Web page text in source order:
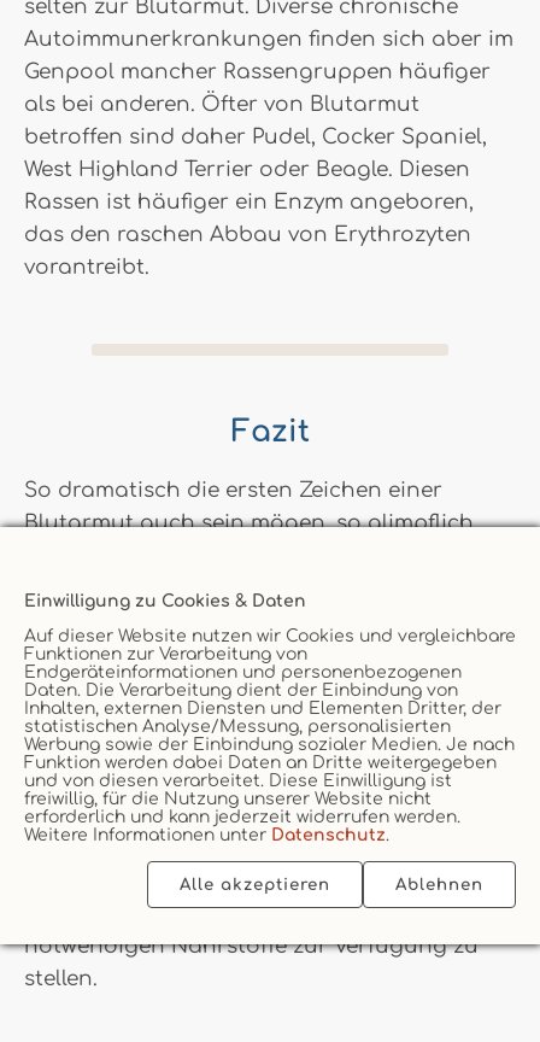
Einwilligung zu Cookies & Daten
Auf dieser Website nutzen wir Cookies und vergleichbare
Funktionen zur Verarbeitung von
Endgeräteinformationen und personenbezogenen
Daten. Die Verarbeitung dient der Einbindung von
Inhalten, externen Diensten und Elementen Dritter, der
statistischen Analyse/Messung, personalisierten
Werbung sowie der Einbindung sozialer Medien. Je nach
Funktion werden dabei Daten an Dritte weitergegeben
und von diesen verarbeitet. Diese Einwilligung ist
freiwillig, für die Nutzung unserer Website nicht
erforderlich und kann jederzeit widerrufen werden.
Weitere Informationen unter Datenschutz.
Alle akzeptieren Ablehnen
selten zur Blutarmut. Diverse chronische
Autoimmunerkrankungen finden sich aber im
Genpool mancher Rassengruppen häufiger
als bei anderen. Öfter von Blutarmut
betroffen sind daher Pudel, Cocker Spaniel,
West Highland Terrier oder Beagle. Diesen
Rassen ist häufiger ein Enzym angeboren,
das den raschen Abbau von Erythrozyten
vorantreibt.
Fazit
So dramatisch die ersten Zeichen einer
Blutarmut auch sein mögen, so glimpflich
der Grund für den Leistungsabfall deines
dieser gut behandeln. Auch eine chronische
Autoimmunerkrankung ist nicht automatisch
eine negative Nachricht. Gut überwacht und
mit Unterstützung in Form von
Medikamenten lässt sich damit ein
glückliches Hundeleben führen. Alles, was du
dann tun musst, ist den Gesundheitszustand
deines Lieblings immer im Blickfeld zu haben
und ihm mit hochwertiger Ernährung die
notwendigen Nährstoffe zur Verfügung zu
stellen.